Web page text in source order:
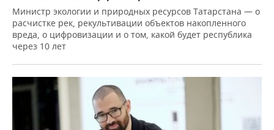
Министр экологии и природных ресурсов Татарстана — о
расчистке рек, рекультивации объектов накопленного
вреда, о цифровизации и о том, какой будет республика
через 10 лет